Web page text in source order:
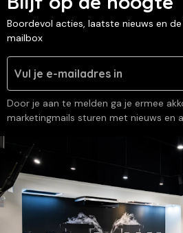
Boordevol acties, laatste nieuws en
mailbox
Door je aan te melden ga je ermee
marketingmails sturen met nieuws en